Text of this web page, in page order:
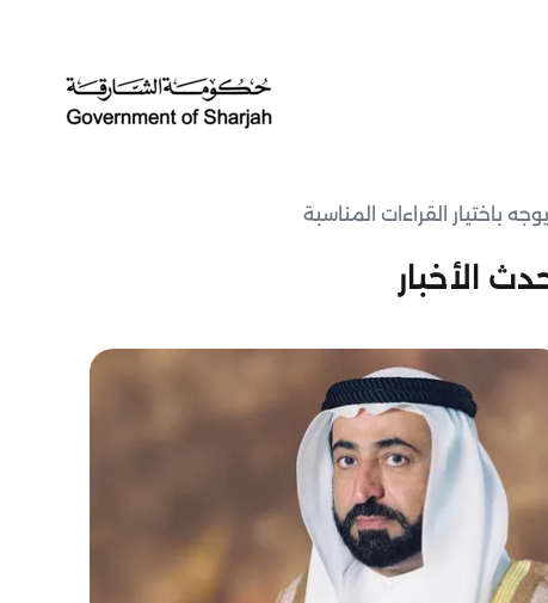
باختيار القراءات المناسبة
الأخبار